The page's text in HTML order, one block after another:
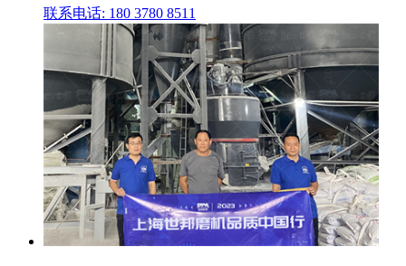
联系电话: 180 3780 8511